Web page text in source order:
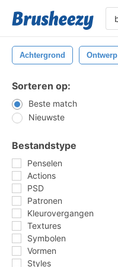
Achtergrond Ontwerp
Sorteren op:
Beste match
Nieuwste
Bestandstype
Penselen
Actions
PSD
Patronen
Kleurovergangen
Textures
Symbolen
Vormen
Styles